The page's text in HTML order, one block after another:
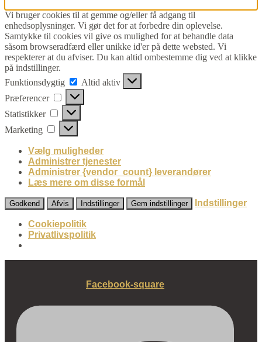
Vi bruger cookies til at gemme og/eller få adgang til
enhedsoplysninger. Vi gør det for at forbedre din oplevelse.
Samtykke til cookies vil give os mulighed for at behandle data
såsom browseradfærd eller unikke id'er på dette websted. Vi
respekterer at du afviser. Du kan altid ombestemme dig ved at klikke
på indstillinger.
Funktionsdygtig
Funktionsdygtig
Altid aktiv
Præferencer
Præferencer
Statistikker Statistikker
Marketing Marketing
Vælg muligheder
Administrer tjenester
Administrer {vendor_count} leverandører
Læs mere om disse formål
Godkend Afvis Indstillinger Gem indstillinger Indstillinger
Cookiepolitik
Privatlivspolitik
Facebook-square